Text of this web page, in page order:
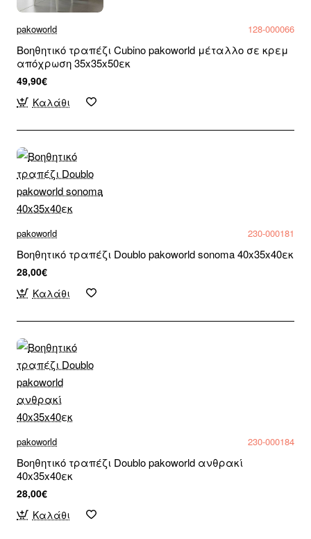
pakoworld 128-000066
Βοηθητικό τραπέζι Cubino pakoworld μέταλλο σε κρεμ
απόχρωση 35x35x50εκ
49,90€
Καλάθι
pakoworld 230-000181
Βοηθητικό τραπέζι Doublo pakoworld sonoma 40x35x40εκ
28,00€
Καλάθι
pakoworld 230-000184
Βοηθητικό τραπέζι Doublo pakoworld ανθρακί
40x35x40εκ
28,00€
Καλάθι